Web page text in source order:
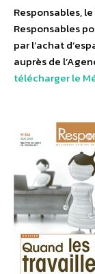
Responsables,
Responsables
par l’achat
auprès de
télécharger le